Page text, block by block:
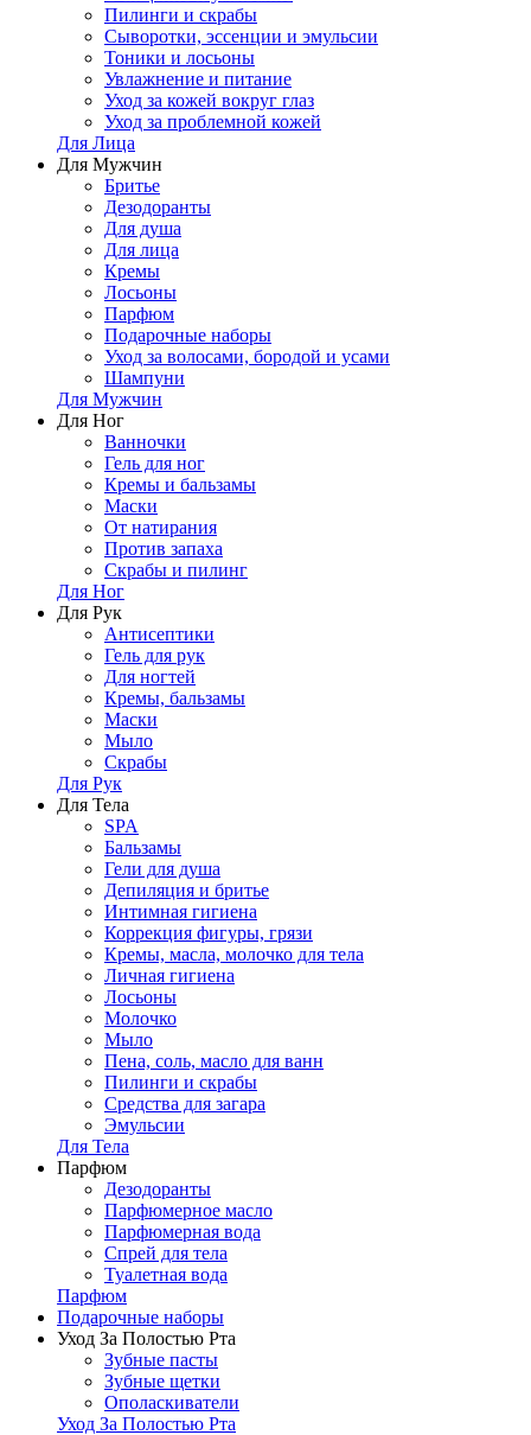
Пилинги и скрабы
Сыворотки, эссенции и эмульсии
Тоники и лосьоны
Увлажнение и питание
Уход за кожей вокруг глаз
Уход за проблемной кожей
Для Лица
Для Мужчин
Бритье
Дезодоранты
Для душа
Для лица
Кремы
Лосьоны
Парфюм
Подарочные наборы
Уход за волосами, бородой и усами
Шампуни
Для Мужчин
Для Ног
Ванночки
Гель для ног
Кремы и бальзамы
Маски
От натирания
Против запаха
Скрабы и пилинг
Для Ног
Для Рук
Антисептики
Гель для рук
Для ногтей
Кремы, бальзамы
Маски
Мыло
Скрабы
Для Рук
Для Тела
SPA
Бальзамы
Гели для душа
Депиляция и бритье
Интимная гигиена
Коррекция фигуры, грязи
Кремы, масла, молочко для тела
Личная гигиена
Лосьоны
Молочко
Мыло
Пена, соль, масло для ванн
Пилинги и скрабы
Средства для загара
Эмульсии
Для Тела
Парфюм
Дезодоранты
Парфюмерное масло
Парфюмерная вода
Спрей для тела
Туалетная вода
Парфюм
Подарочные наборы
Уход За Полостью Рта
Зубные пасты
Зубные щетки
Ополаскиватели
Уход За Полостью Рта